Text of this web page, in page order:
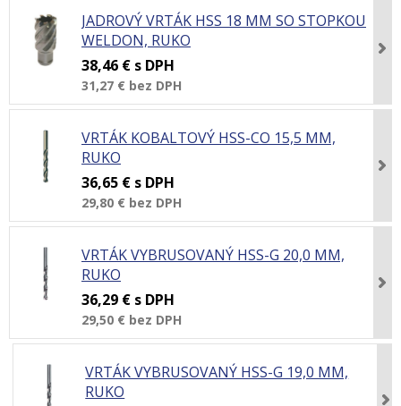
JADROVÝ VRTÁK HSS 18 MM SO STOPKOU
WELDON, RUKO
38,46 € s DPH
31,27 € bez DPH
VRTÁK KOBALTOVÝ HSS-CO 15,5 MM,
RUKO
36,65 € s DPH
29,80 € bez DPH
VRTÁK VYBRUSOVANÝ HSS-G 20,0 MM,
RUKO
36,29 € s DPH
29,50 € bez DPH
VRTÁK VYBRUSOVANÝ HSS-G 19,0 MM,
RUKO